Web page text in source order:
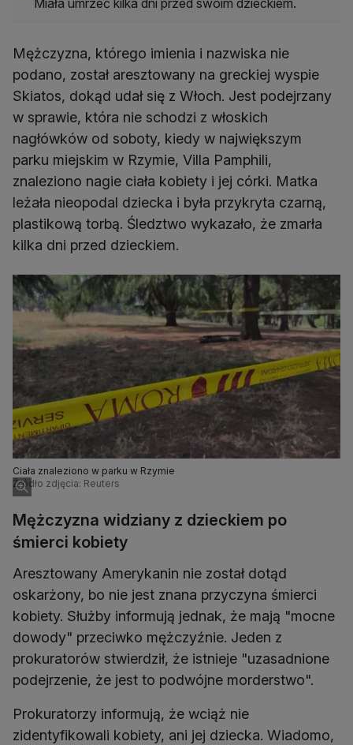
Miała umrzeć kilka dni przed swoim dzieckiem.
Mężczyzna, którego imienia i nazwiska nie
podano, został aresztowany na greckiej wyspie
Skiatos, dokąd udał się z Włoch. Jest podejrzany
w sprawie, która nie schodzi z włoskich
nagłówków od soboty, kiedy w największym
parku miejskim w Rzymie, Villa Pamphili,
znaleziono nagie ciała kobiety i jej córki. Matka
leżała nieopodal dziecka i była przykryta czarną,
plastikową torbą. Śledztwo wykazało, że zmarła
kilka dni przed dzieckiem.
Ciała znaleziono w parku w Rzymie
Źródło zdjęcia: Reuters
Mężczyzna widziany z dzieckiem po
śmierci kobiety
Aresztowany Amerykanin nie został dotąd
oskarżony, bo nie jest znana przyczyna śmierci
kobiety. Służby informują jednak, że mają "mocne
dowody" przeciwko mężczyźnie. Jeden z
prokuratorów stwierdził, że istnieje "uzasadnione
podejrzenie, że jest to podwójne morderstwo".
Prokuratorzy informują, że wciąż nie
zidentyfikowali kobiety, ani jej dziecka. Wiadomo,